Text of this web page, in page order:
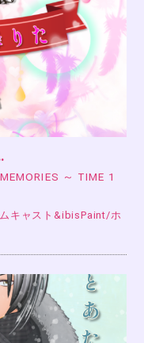
～ TIME 1
キャスト&ibisPaint/ホ